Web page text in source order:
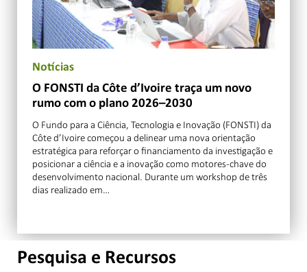
Notícias
O FONSTI da Côte d’Ivoire traça um novo
rumo com o plano 2026–2030
O Fundo para a Ciência, Tecnologia e Inovação (FONSTI) da
Côte d’Ivoire começou a delinear uma nova orientação
estratégica para reforçar o financiamento da investigação e
posicionar a ciência e a inovação como motores-chave do
desenvolvimento nacional. Durante um workshop de três
dias realizado em…
Pesquisa e Recursos